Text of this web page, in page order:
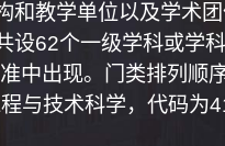
教学单位以及学术
62个一级学科或学
中出现。门类排列顺
技术科学，代码为